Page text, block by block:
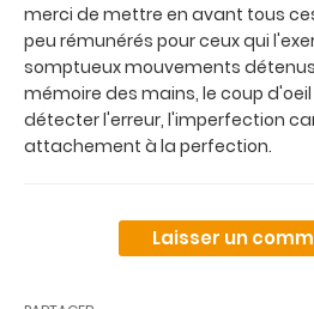
merci de mettre en avant tous
peu rémunérés pour ceux qui
somptueux mouvements
mémoire des mains, le coup
détecter l'erreur, l'imperfection
attachement à la perfection.
Laisser un